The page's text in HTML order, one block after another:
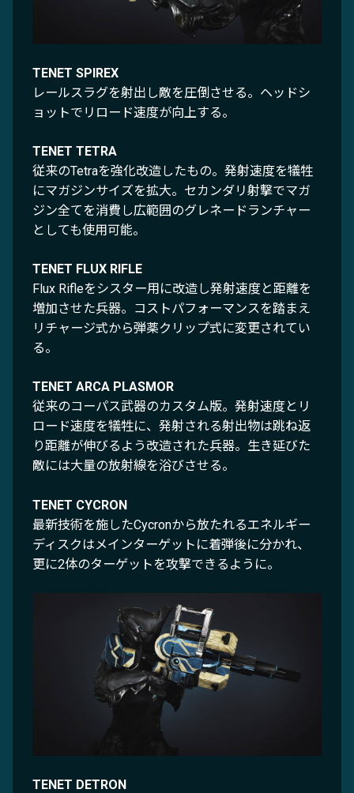
TENET SPIREX
レールスラグを射出し敵を圧倒させる。ヘッドシ
ョットでリロード速度が向上する。
TENET TETRA
従来のTetraを強化改造したもの。発射速度を犠牲
にマガジンサイズを拡大。セカンダリ射撃でマガ
ジン全てを消費し広範囲のグレネードランチャー
としても使用可能。
TENET FLUX RIFLE
Flux Rifleをシスター用に改造し発射速度と距離を
増加させた兵器。コストパフォーマンスを踏まえ
リチャージ式から弾薬クリップ式に変更されてい
る。
TENET ARCA PLASMOR
従来のコーパス武器のカスタム版。発射速度とリ
ロード速度を犠牲に、発射される射出物は跳ね返
り距離が伸びるよう改造された兵器。生き延びた
敵には大量の放射線を浴びさせる。
TENET CYCRON
最新技術を施したCycronから放たれるエネルギー
ディスクはメインターゲットに着弾後に分かれ、
更に2体のターゲットを攻撃できるように。
TENET DETRON